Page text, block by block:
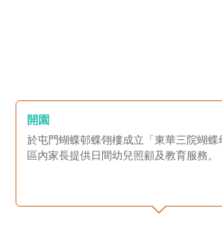
開園
於屯門蝴蝶邨蝶翎樓成立「東華三院蝴蝶
區內家長提供日間幼兒照顧及教育服務。